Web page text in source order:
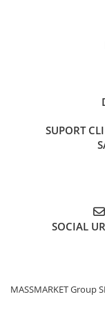
SUPORT
SOCIAL
MASSMARKET Group